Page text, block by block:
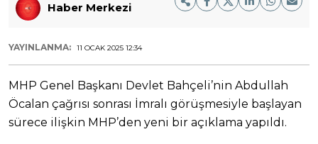
Haber Merkezi
YAYINLANMA: 11 OCAK 2025 12:34
MHP Genel Başkanı Devlet Bahçeli’nin Abdullah
Öcalan çağrısı sonrası İmralı görüşmesiyle başlayan
sürece ilişkin MHP’den yeni bir açıklama yapıldı.